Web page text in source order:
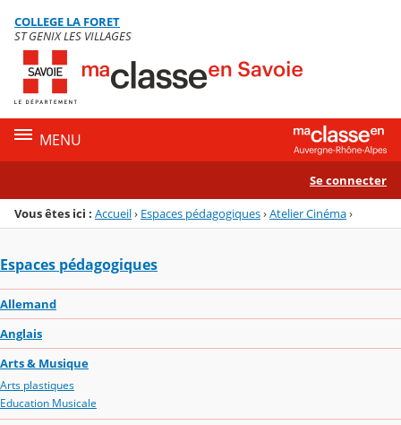
Menu de la rubrique
Contenu
COLLEGE LA FORET
ST GENIX LES VILLAGES
MENU
Se connecter
Vous êtes ici : Accueil› Espaces pédagogiques›Atelier Cinéma›
Espaces pédagogiques
Allemand
Anglais
Arts & Musique
Arts plastiques
Education Musicale